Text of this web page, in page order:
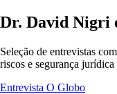
Dr. David Nigri
Seleção de entrevistas
riscos e segurança
Entrevista O Globo